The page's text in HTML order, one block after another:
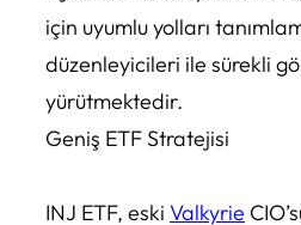
için uyumlu yolları
düzenleyicileri ile sürekli
yürütmektedir.
Geniş ETF Stratejisi
INJ ETF, eski Valkyrie